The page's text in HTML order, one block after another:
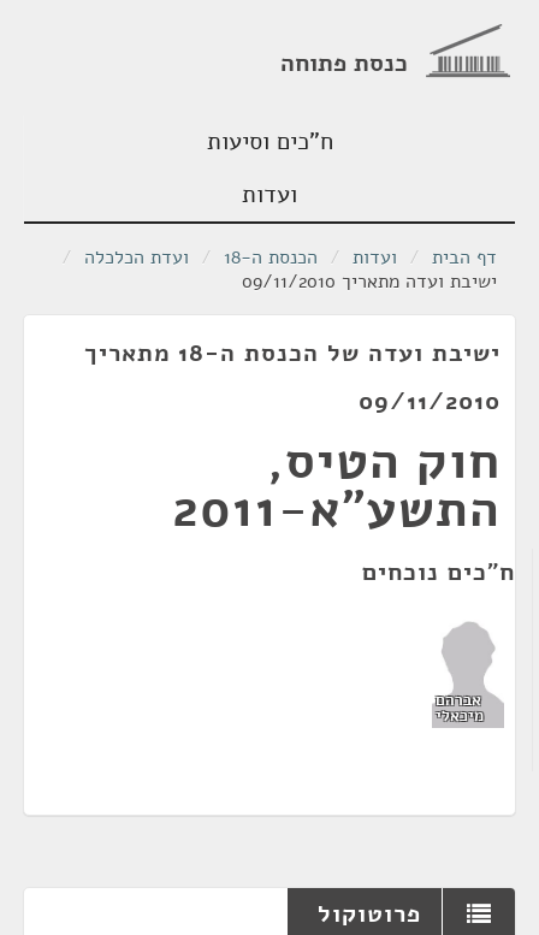
כנסת פתוחה
ח"כים וסיעות
ועדות
דף הבית / ועדות / הכנסת ה-18 / ועדת הכלכלה /
ישיבת ועדה מתאריך 09/11/2010
ישיבת ועדה של הכנסת ה-18 מתאריך
09/11/2010
חוק הטיס,
התשע"א-2011
ח"כים נוכחים
אברהם
מיכאלי
פרוטוקול